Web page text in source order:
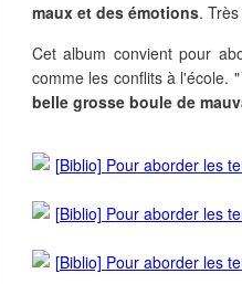
maux et des émotions. Très
Cet album convient pour
comme les conflits à l'école. "
belle grosse boule de